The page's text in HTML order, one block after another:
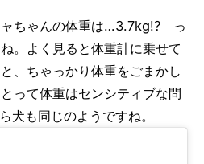
ャちゃんの体重は…3.7kg!? っ
。よく見ると体重計に乗せて
、ちゃっかり体重をごまかし
って体重はセンシティブな問
犬も同じのようですね。